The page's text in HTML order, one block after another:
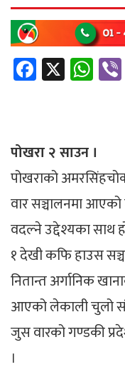
Facebook
X
पोखरा २ साउन ।
पोखराको
वार सञ्चालनमा
वदल्ने उद्देश्यका साथ
१ देखी कफि हाउस
नितान्त अर्गानिक
आएको लेकाली चुलो
जुस वारको गण्डकी
।